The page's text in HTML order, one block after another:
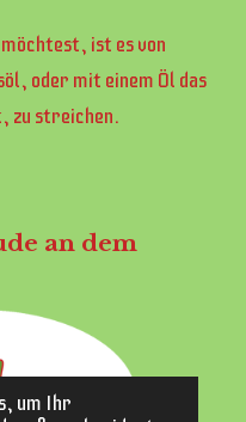
um Ihr
ist es von
oder mit einem Öl das
zu streichen.
an dem